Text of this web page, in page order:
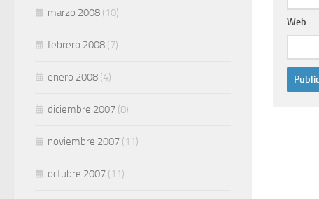
Web
marzo 2008 (10)
febrero 2008 (7)
enero 2008 (4)
diciembre 2007 (8)
noviembre 2007 (11)
octubre 2007 (11)